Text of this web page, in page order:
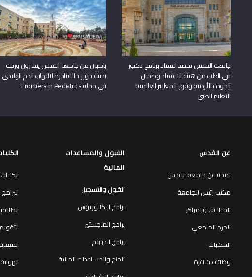
جامعة القدس تحصد اعتماد برنامج دكتور
في الطب من هيئة الاعتماد وضمان
الجودة الأردنية وفق المعايير العالمية
للتعليم الطبي
باحثون من جامعة القدس ينشرون ورقة
بحثية حول حالة نادرة لالتهاب الدم الوليدي
في مجلة Frontiers in Pediatrics
عن القدس
لمحة عن جامعة القدس
مكتب رئيس الجامعة
المتاحف والمراكز
الحرم الجامعي
المكتبات
وظائف شاغرة
القبول والمساعدات
المالية
القبول والتسجيل
برامج البكالوريوس
برامج الماجستير
برامج الدبلوم
المنح والمساعدات المالية
الكليات